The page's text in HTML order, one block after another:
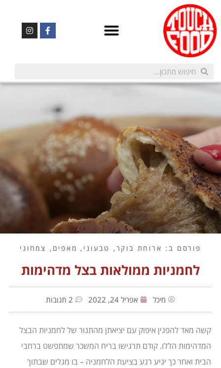
פורסם ב: ארוחת בוקר, טבעוני , מאפים , צמחוני
לחמניות ממולאות בצל מדהימות
מיכל אפריל 24, 2022 2 תגובות
קשה מאד להפגין איפוק עם יציאתן מהתנור של לחמניות הבצל
המדהימות הללו. קודם תרגישו בריח המשכר שמתפשט ברחבי
הבית ואחר כך יגיע רגע בציעת הלחמניה – בו מגלים שבתוך